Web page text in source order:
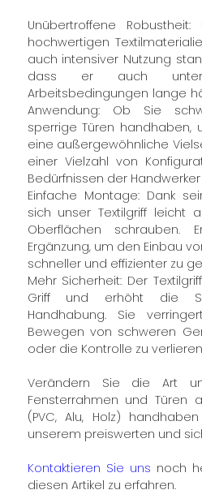
Unübertroffene
hochwertigen
auch intensiver Nutzung
dass er auch unter
Arbeitsbedingungen lange
Anwendung: Ob Sie
sperrige Türen handhaben,
eine außergewöhnliche
einer Vielzahl von
Bedürfnissen der
Einfache Montage: Dank
sich unser Textilgriff leicht
Oberflächen
Ergänzung, um den Einbau
schneller und effizienter zu
Mehr Sicherheit: Der
Griff und erhöht die
Handhabung. Sie
Bewegen von schweren
oder die Kontrolle zu
Verändern Sie die Art
Fensterrahmen und Türen
(PVC, Alu, Holz)
unserem preiswerten und
Kontaktieren Sie uns noch
diesen Artikel zu erfahren.